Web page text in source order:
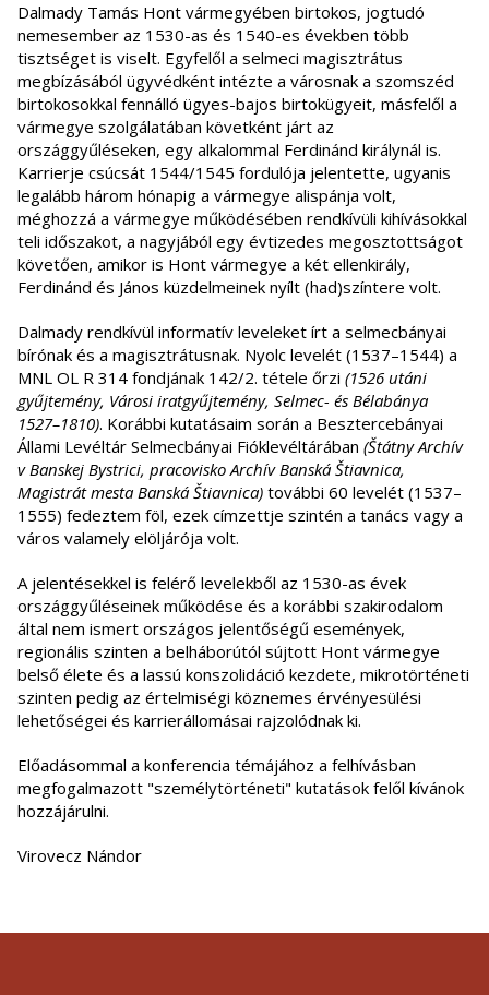
Dalmady Tamás Hont vármegyében birtokos, jogtudó
nemesember az 1530-as és 1540-es években több
tisztséget is viselt. Egyfelől a selmeci magisztrátus
megbízásából ügyvédként intézte a városnak a szomszéd
birtokosokkal fennálló ügyes-bajos birtokügyeit, másfelől a
vármegye szolgálatában követként járt az
országgyűléseken, egy alkalommal Ferdinánd királynál is.
Karrierje csúcsát 1544/1545 fordulója jelentette, ugyanis
legalább három hónapig a vármegye alispánja volt,
méghozzá a vármegye működésében rendkívüli kihívásokkal
teli időszakot, a nagyjából egy évtizedes megosztottságot
követően, amikor is Hont vármegye a két ellenkirály,
Ferdinánd és János küzdelmeinek nyílt (had)színtere volt.
Dalmady rendkívül informatív leveleket írt a selmecbányai
bírónak és a magisztrátusnak. Nyolc levelét (1537–1544) a
MNL OL R 314 fondjának 142/2. tétele őrzi (1526 utáni
gyűjtemény, Városi iratgyűjtemény, Selmec- és Bélabánya
1527–1810). Korábbi kutatásaim során a Besztercebányai
Állami Levéltár Selmecbányai Fióklevéltárában (Štátny Archív
v Banskej Bystrici, pracovisko Archív Banská Štiavnica,
Magistrát mesta Banská Štiavnica) további 60 levelét (1537–
1555) fedeztem föl, ezek címzettje szintén a tanács vagy a
város valamely elöljárója volt.
A jelentésekkel is felérő levelekből az 1530-as évek
országgyűléseinek működése és a korábbi szakirodalom
által nem ismert országos jelentőségű események,
regionális szinten a belháborútól sújtott Hont vármegye
belső élete és a lassú konszolidáció kezdete, mikrotörténeti
szinten pedig az értelmiségi köznemes érvényesülési
lehetőségei és karrierállomásai rajzolódnak ki.
Előadásommal a konferencia témájához a felhívásban
megfogalmazott "személytörténeti" kutatások felől kívánok
hozzájárulni.
Virovecz Nándor